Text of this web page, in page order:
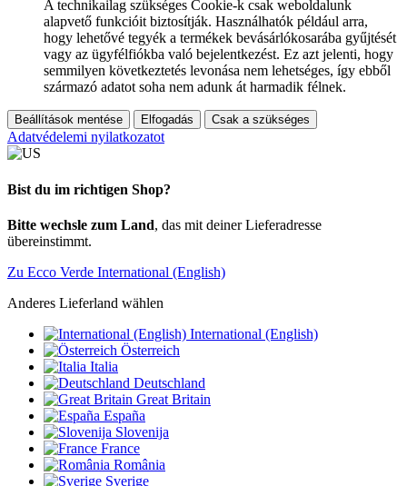
A technikailag szükséges Cookie-k csak weboldalunk
alapvető funkcióit biztosítják. Használhatók például arra,
hogy lehetővé tegyék a termékek bevásárlókosarába gyűjtését
vagy az ügyfélfiókba való bejelentkezést. Ez azt jelenti, hogy
semmilyen következtetés levonása nem lehetséges, így ebből
származó adatot soha nem adunk át harmadik félnek.
Beállítások mentése Elfogadás Csak a szükséges
Adatvédelemi nyilatkozatot
Bist du im richtigen Shop?
Bitte wechsle zum Land, das mit deiner Lieferadresse
übereinstimmt.
Zu Ecco Verde International (English)
Anderes Lieferland wählen
International (English)
Österreich
Italia
Deutschland
Great Britain
España
Slovenija
France
România
Sverige